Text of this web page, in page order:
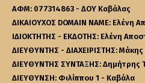
ΑΦΜ: 077314863 - ΔΟΥ Καβάλας
ΔΙΚΑΙΟΥΧΟΣ DOMAIN NAME: Ελένη
ΙΔΙΟΚΤΗΤΗΣ - ΕΚΔΟΤΗΣ: Ελένη
ΔΙΕΥΘΥΝΤΗΣ - ΔΙΑΧΕΙΡΙΣΤΗΣ:
ΔΙΕΥΘΥΝΤΗΣ ΣΥΝΤΑΞΗΣ: Δημήτρης
ΔΙΕΥΘΥΝΣΗ: Φιλίππου 1 - Καβάλα